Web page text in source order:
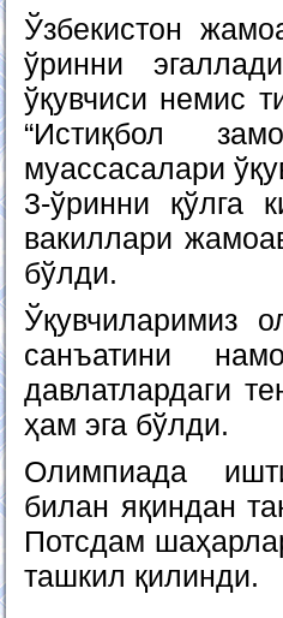
Ўзбекистон
ўринни
ўқувчиси немис
“Истиқбол
муассасалари
3-ўринни қўлга
вакиллари
бўлди.
Ўқувчиларимиз
санъатини
давлатлардаги
ҳам эга бўлди.
Олимпиада
билан яқиндан
Потсдам
ташкил қилинди.